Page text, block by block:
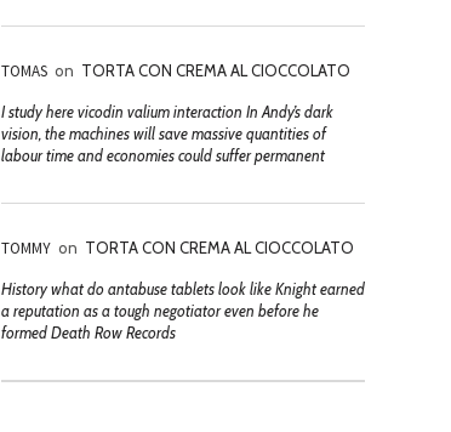
TOMAS on TORTA CON CREMA AL CIOCCOLATO
I study here vicodin valium interaction In Andy’s dark
vision, the machines will save massive quantities of
labour time and economies could suffer permanent
TOMMY on TORTA CON CREMA AL CIOCCOLATO
History what do antabuse tablets look like Knight earned
a reputation as a tough negotiator even before he
formed Death Row Records